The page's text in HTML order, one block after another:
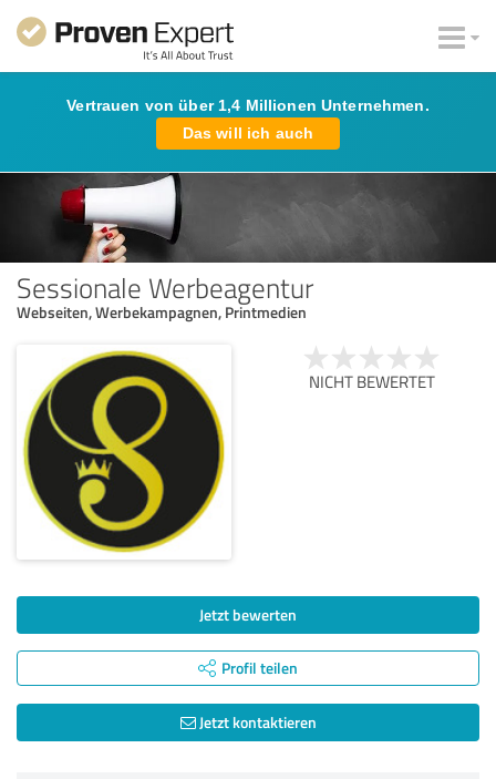
Vertrauen von über 1,4 Millionen Unternehmen.
Das will ich auch
Sessionale Werbeagentur
Webseiten, Werbekampagnen, Printmedien
NICHT BEWERTET
Jetzt bewerten
Profil teilen
Jetzt kontaktieren